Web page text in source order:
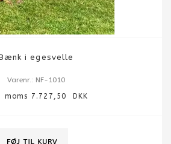
i egesvelle
Varenr.: NF-1010
moms 7.727,50 DKK